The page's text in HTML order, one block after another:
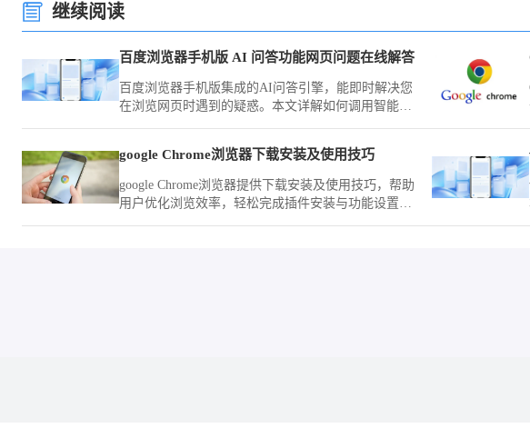
继续阅读
百度浏览器手机版 AI 问答功能网页问题在线解答
百度浏览器手机版集成的AI问答引擎，能即时解决您
在浏览网页时遇到的疑惑。本文详解如何调用智能辅
google Chrome浏览器下载安装及使用技巧
google Chrome浏览器提供下载安装及使用技巧，帮助
用户优化浏览效率，轻松完成插件安装与功能设置，